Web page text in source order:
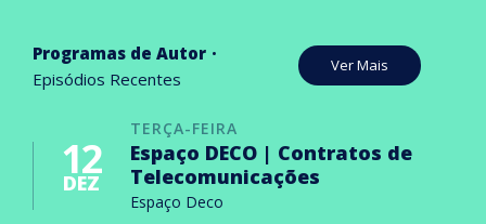
Programas de Autor
Episódios Recentes
Ver Mais
TERÇA-FEIRA
12
DEZ
Espaço DECO | Contratos de
Telecomunicações
Espaço Deco